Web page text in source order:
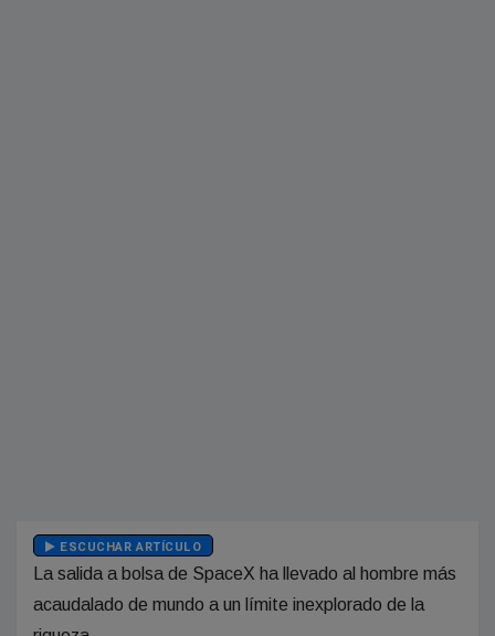
ESCUCHAR ARTÍCULO
La salida a bolsa de SpaceX ha llevado al hombre más
acaudalado de mundo a un límite inexplorado de la